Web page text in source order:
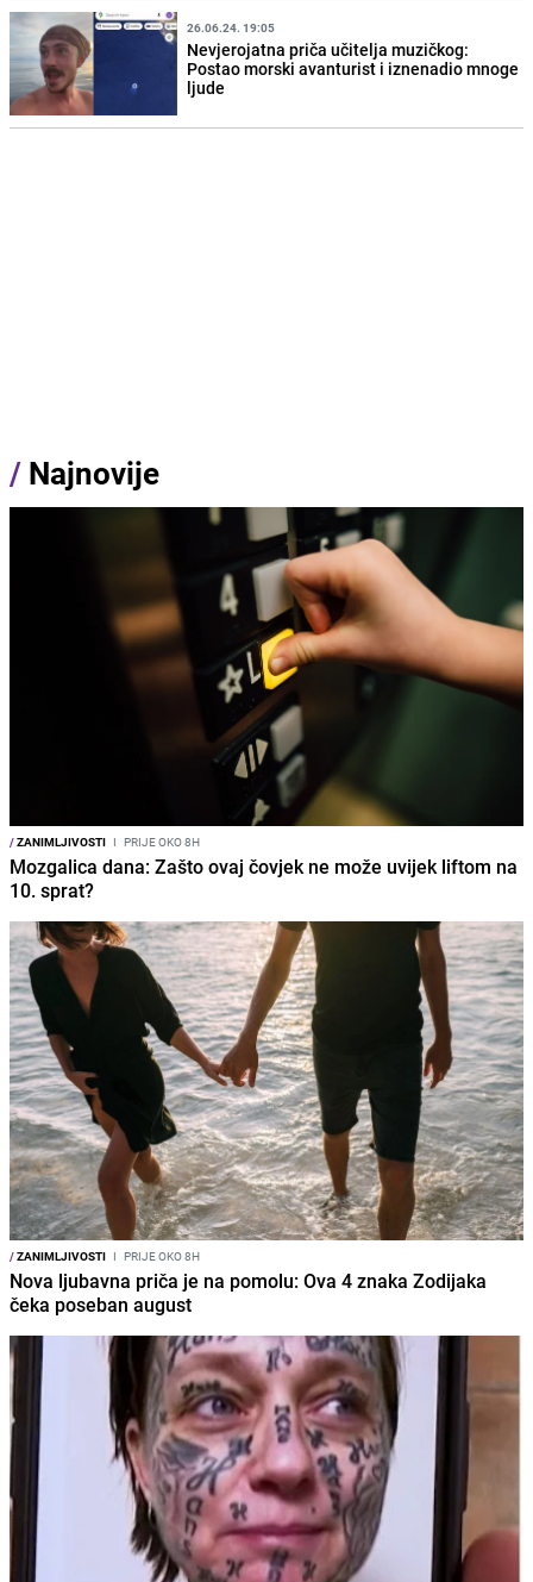
26.06.24. 19:05
Nevjerojatna priča učitelja muzičkog:
Postao morski avanturist i iznenadio mnoge
ljude
/ Najnovije
/ZANIMLJIVOSTI I PRIJE OKO 8H
Mozgalica dana: Zašto ovaj čovjek ne može uvijek liftom na
10. sprat?
/ZANIMLJIVOSTI I PRIJE OKO 8H
Nova ljubavna priča je na pomolu: Ova 4 znaka Zodijaka
čeka poseban august